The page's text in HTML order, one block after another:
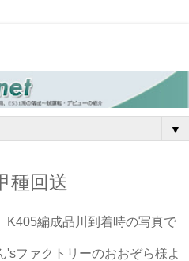
▼
種回送
K405編成品川到着時の写真で
'sファクトリーのおおぞら様よ